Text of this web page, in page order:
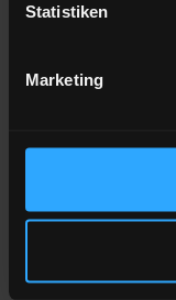
Statistiken
Marketing